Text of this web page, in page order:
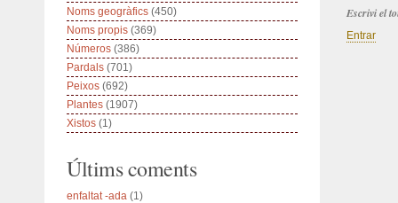
Escrivi el
Entrar
Noms geogràfics (450)
Noms propis (369)
Números (386)
Pardals (701)
Peixos (692)
Plantes (1907)
Xistos (1)
Últims coments
enfaltat -ada (1)